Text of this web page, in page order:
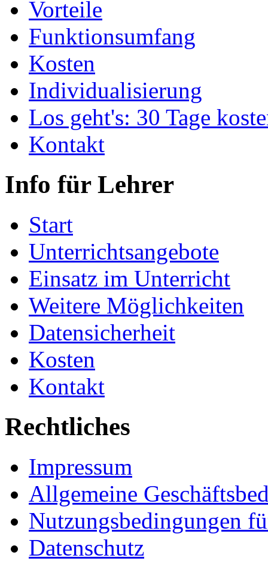
Vorteile
Funktionsumfang
Kosten
Individualisierung
Los geht's: 30 Tage
Kontakt
Info für Lehrer
Start
Unterrichtsangebote
Einsatz im Unterricht
Weitere Möglichkeiten
Datensicherheit
Kosten
Kontakt
Rechtliches
Impressum
Allgemeine
Nutzungsbedingungen
Datenschutz